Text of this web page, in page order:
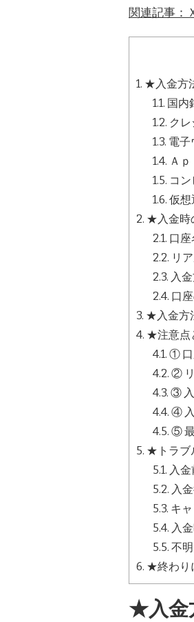
関連記事：
1. ★入金方
1.1. 国内
1.2. ク
1.3. 電子
1.4. Ａ
1.5. コ
1.6. 仮想
2. ★入金時
2.1. 口
2.2. リ
2.3. 入
2.4. 口
3. ★入金方
4. ★注意点
4.1. ① 口
4.2. ②
4.3. ③ 入
4.4. ④
4.5. ⑤
5. ★トラブ
5.1. 入
5.2. 入
5.3. キ
5.4. 入
5.5. 不
6. ★終わり
★入金